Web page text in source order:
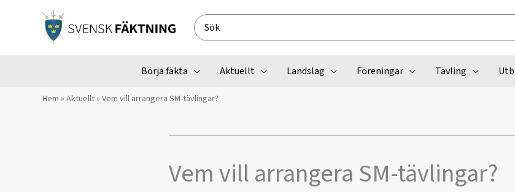
Search
for:
Börja fäkta Aktuellt Landslag Föreningar Tävling
Hem » Aktuellt» Vem vill arrangera SM-tävlingar?
Vem vill arrangera SM-tävlingar?